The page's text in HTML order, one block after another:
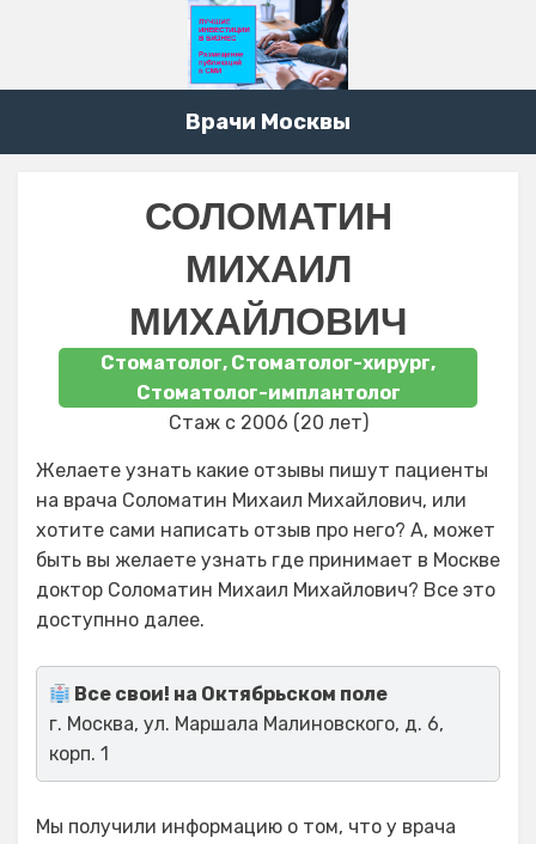
Врачи Москвы
СОЛОМАТИН
МИХАИЛ
МИХАЙЛОВИЧ
Стоматолог, Стоматолог-хирург,
Стоматолог-имплантолог
Стаж с 2006 (20 лет)
Желаете узнать какие отзывы пишут пациенты
на врача Соломатин Михаил Михайлович, или
хотите сами написать отзыв про него? А, может
быть вы желаете узнать где принимает в Москве
доктор Соломатин Михаил Михайлович? Все это
доступнно далее.
Все свои! на Октябрьском поле
г. Москва, ул. Маршала Малиновского, д. 6,
корп. 1
Мы получили информацию о том, что у врача